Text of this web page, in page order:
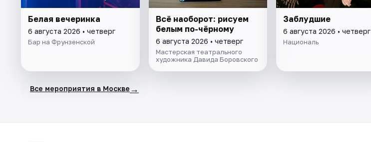
Белая вечеринка
6 августа 2026 • четверг
Бар на Фрунзенской
Всё наоборот: рисуем
белым по-чёрному
6 августа 2026 • четверг
Мастерская театрального
художника Давида Боровского
Заблудшие
6 августа 2026 • четверг
Националь
Все мероприятия в Москве →